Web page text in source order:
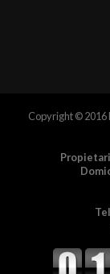
Copyright © 2016